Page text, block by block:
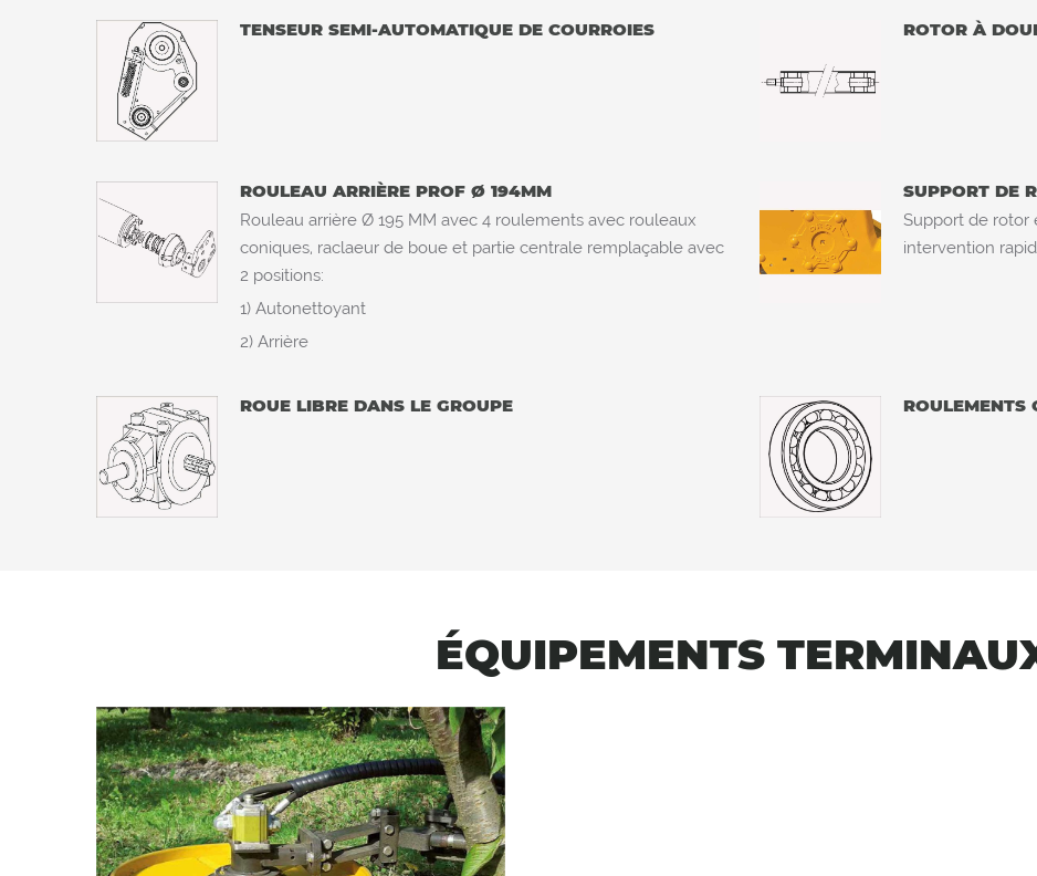
TENSEUR SEMI-AUTOMATIQUE DE COURROIES ROTOR À
ROULEAU ARRIÈRE PROF Ø 194MM
Rouleau arrière Ø 195 MM avec 4 roulements avec rouleaux
coniques, raclaeur de boue et partie centrale remplaçable avec
2 positions:
1) Autonettoyant
2) Arrière
SUPPORT DE
Support de rotor
intervention
ROUE LIBRE DANS LE GROUPE ROULEMENTS
ÉQUIPEMENTS